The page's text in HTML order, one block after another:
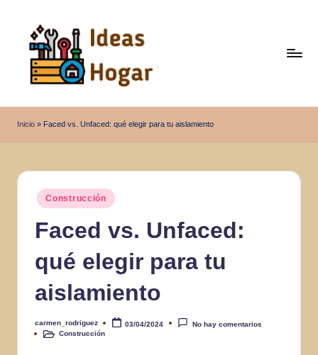
contenido
d
e
a
Inicio » Faced vs. Unfaced: qué elegir para tu aislamiento
Publicado
en
Construcción
Faced vs. Unfaced:
qué elegir para tu
aislamiento
Publicado
por
carmen_rodriguez 03/04/2024
No hay comentarios
PublicadoConstrucción